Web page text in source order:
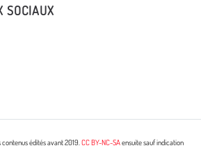
SOCIAUX
édités avant 2019.CC BY-NC-SAensuite sauf indication